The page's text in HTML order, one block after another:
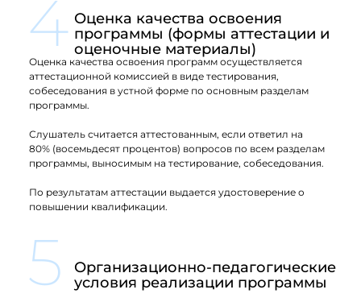
4 Оценка качества освоения
программы (формы аттестации и
оценочные материалы)
Оценка качества освоения программ осуществляется
аттестационной комиссией в виде тестирования,
собеседования в устной форме по основным разделам
программы.
Слушатель считается аттестованным, если ответил на
80% (восемьдесят процентов) вопросов по всем разделам
программы, выносимым на тестирование, собеседования.
По результатам аттестации выдается удостоверение о
повышении квалификации.
5
Организационно-педагогические
условия реализации программы